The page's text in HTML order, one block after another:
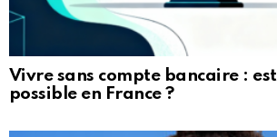
Vivre sans compte bancaire :
possible en France ?